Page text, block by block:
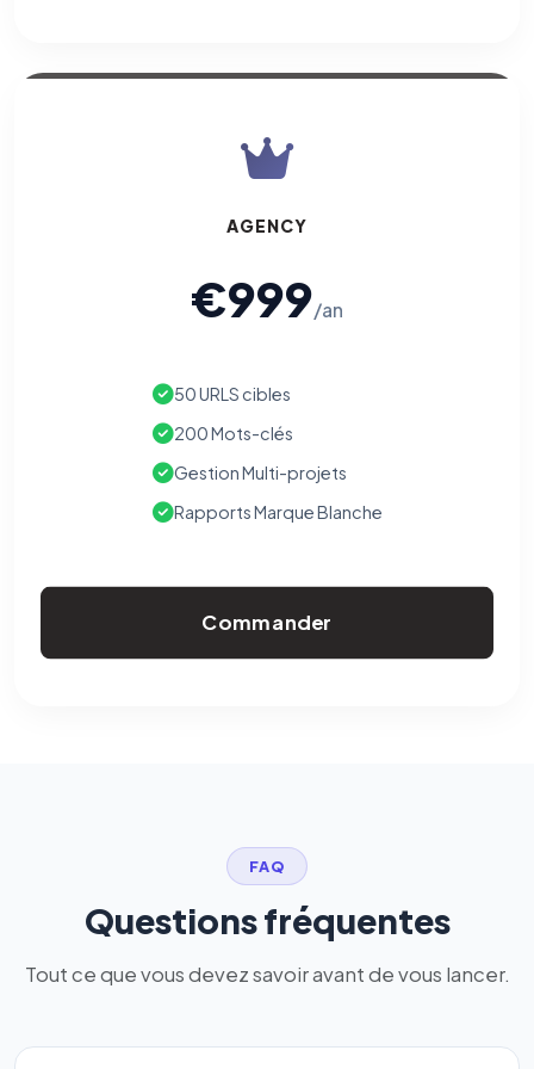
AGENCY
€999/an
50 URLS cibles
200 Mots-clés
Gestion Multi-projets
Rapports Marque Blanche
Commander
FAQ
Questions fréquentes
Tout ce que vous devez savoir avant de vous lancer.